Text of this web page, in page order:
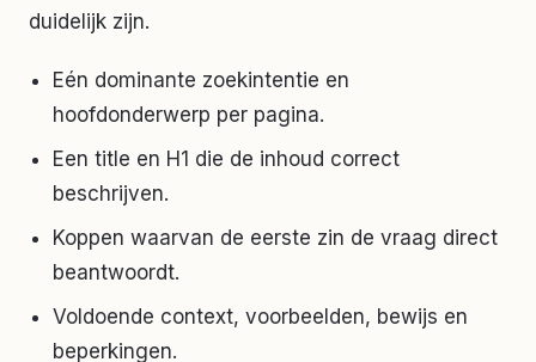
duidelijk zijn.
Eén dominante zoekintentie en
hoofdonderwerp per pagina.
Een title en H1 die de inhoud correct
beschrijven.
Koppen waarvan de eerste zin de vraag direct
beantwoordt.
Voldoende context, voorbeelden, bewijs en
beperkingen.